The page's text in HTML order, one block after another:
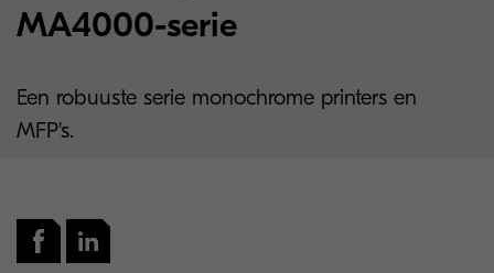
MA4000-serie
Een robuuste serie monochrome printers en
MFP's.